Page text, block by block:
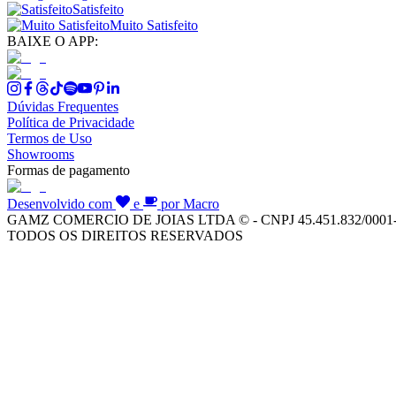
Satisfeito
Muito Satisfeito
BAIXE O APP:
Dúvidas Frequentes
Política de Privacidade
Termos de Uso
Showrooms
Formas de pagamento
Desenvolvido com e
por Macro
GAMZ COMERCIO DE JOIAS LTDA © - CNPJ 45.451.832/
TODOS OS DIREITOS RESERVADOS